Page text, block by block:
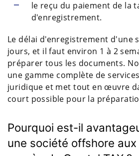
le reçu du paiement de la
d'enregistrement.
Le délai d'enregistrement d'une
jours, et il faut environ 1 à 2
préparer tous les documents.
une gamme complète de
juridique et met tout en œuvre
court possible pour la
Pourquoi est-il
une société offshore